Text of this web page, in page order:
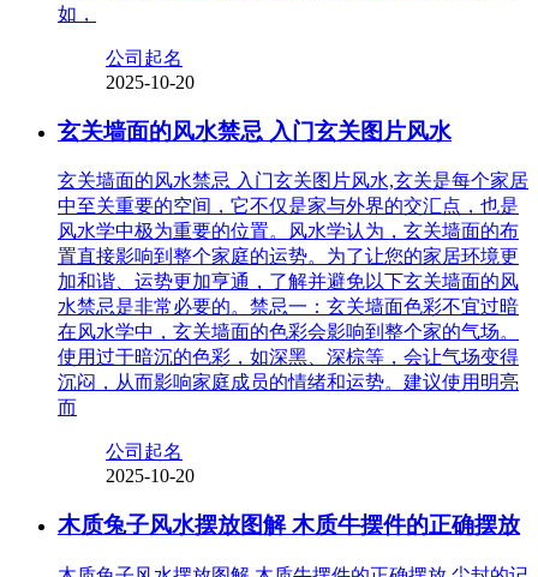
如，
公司起名
2025-10-20
玄关墙面的风水禁忌 入门玄关图片风水
玄关墙面的风水禁忌 入门玄关图片风水,玄关是每个家居
中至关重要的空间，它不仅是家与外界的交汇点，也是
风水学中极为重要的位置。风水学认为，玄关墙面的布
置直接影响到整个家庭的运势。为了让您的家居环境更
加和谐、运势更加亨通，了解并避免以下玄关墙面的风
水禁忌是非常必要的。禁忌一：玄关墙面色彩不宜过暗
在风水学中，玄关墙面的色彩会影响到整个家的气场。
使用过于暗沉的色彩，如深黑、深棕等，会让气场变得
沉闷，从而影响家庭成员的情绪和运势。建议使用明亮
而
公司起名
2025-10-20
木质兔子风水摆放图解 木质牛摆件的正确摆放